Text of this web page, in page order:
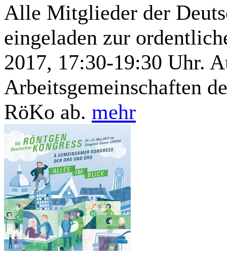
Alle Mitglieder der
eingeladen zur
2017, 17:30-19:30 Uhr.
Arbeitsgemeinschaften
RöKo ab. mehr